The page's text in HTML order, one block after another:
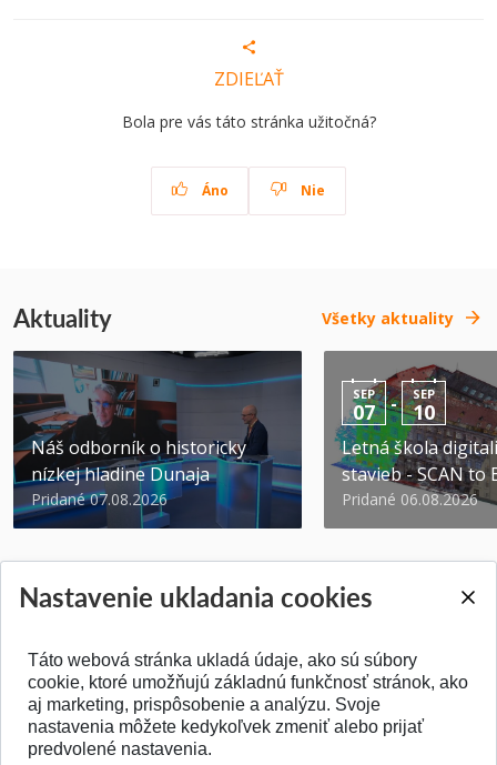
ZDIEĽAŤ
Bola pre vás táto stránka užitočná?
Áno Nie
Aktuality Všetky aktuality
Náš odborník o historicky
nízkej hladine Dunaja
Pridané 07.08.2026
SEP
07 - SEP
10
Letná škola
stavieb - SCAN to
Pridané 06.08.2026
SPÄŤ NA VRCH
Nastavenie ukladania cookies
Táto webová stránka ukladá údaje, ako sú súbory
cookie, ktoré umožňujú základnú funkčnosť stránok, ako
aj marketing, prispôsobenie a analýzu. Svoje
nastavenia môžete kedykoľvek zmeniť alebo prijať
predvolené nastavenia.